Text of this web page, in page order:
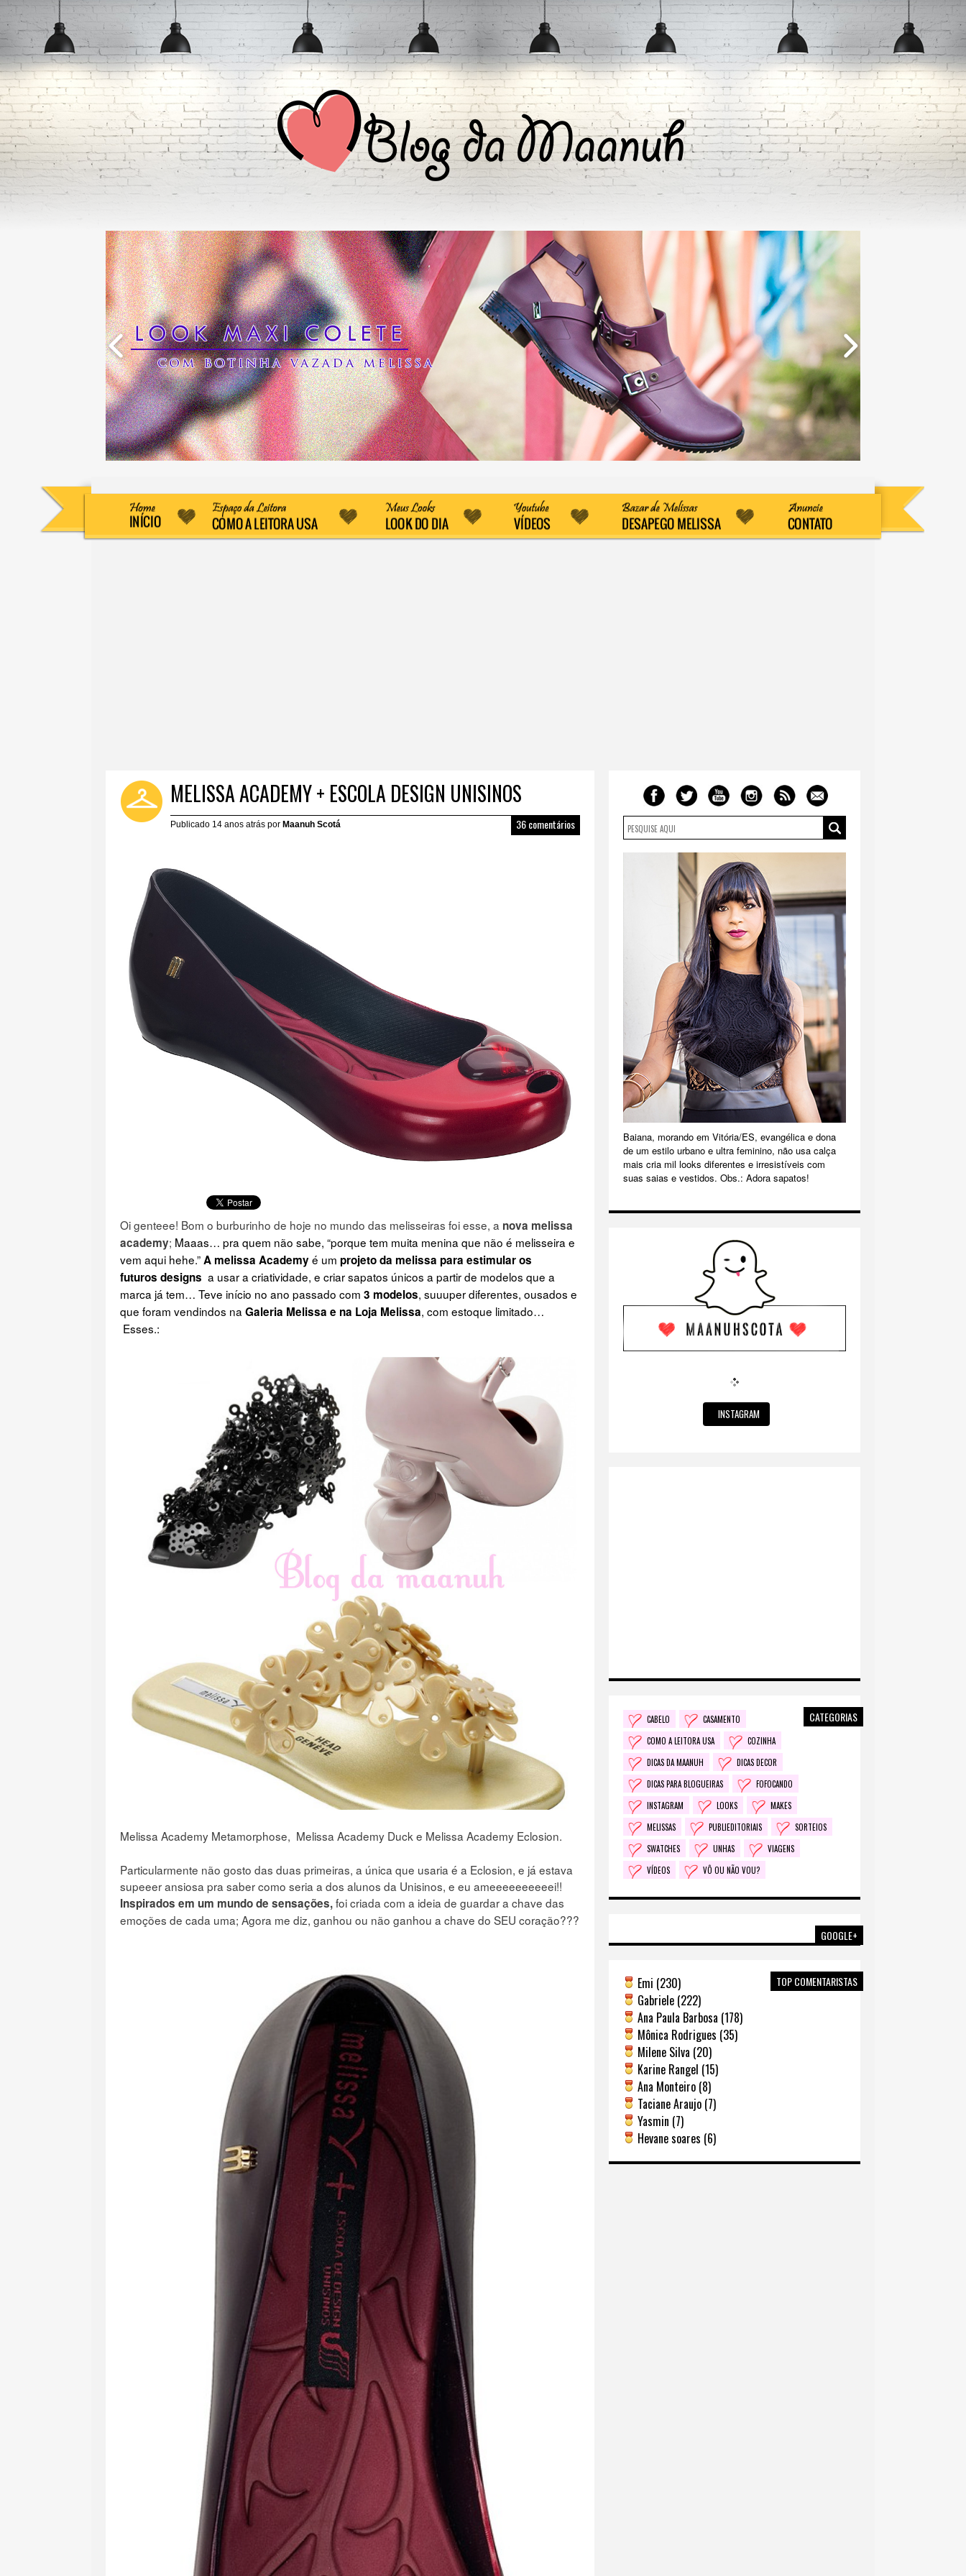
MELISSA ACADEMY + ESCOLA DESIGN UNISINOS
Publicado 14 anos atrás por Maanuh Scotá 36 comentários
Oi genteee! Bom o burburinho de hoje no mundo das melisseiras foi esse, a nova melissa
academy; Maaas… pra quem não sabe, “porque tem muita menina que não é melisseira e
vem aqui hehe.”A melissa Academyé um projeto da melissa para estimular os
futuros designs a usar a criatividade, e criar sapatos únicos a partir de modelos que a
marca já tem… Teve início no ano passado com 3 modelos, suuuper diferentes, ousados e
que foram vendindos na Galeria Melissa e na Loja Melissa, com estoque limitado…
Esses.:
Melissa Academy Metamorphose, Melissa Academy Duck e Melissa Academy Eclosion.
Particularmente não gosto das duas primeiras, a única que usaria é a Eclosion, e já estava
supeeer ansiosa pra saber como seria a dos alunos da Unisinos, e eu ameeeeeeeeeei!!
Inspirados em um mundo de sensações,foi criada com a ideia de guardar a chave das
emoções de cada uma; Agora me diz, ganhou ou não ganhou a chave do SEU coração???
Baiana, morando em Vitória/ES, evangélica e dona
de um estilo urbano e ultra feminino, não usa calça
mais cria mil looks diferentes e irresistíveis com
suas saias e vestidos. Obs.: Adora sapatos!
INSTAGRAM
CATEGORIAS
CABELO
CASAMENTO
COMO A LEITORA USA
COZINHA
DICAS DA MAANUH
DICAS DECOR
DICAS PARA BLOGUEIRAS
FOFOCANDO
INSTAGRAM
LOOKS
MAKES
MELISSAS
PUBLIEDITORIAIS
SORTEIOS
SWATCHES
UNHAS
VIAGENS
VÍDEOS
VÔ OU NÃO VOU?
GOOGLE+
TOP COMENTARISTAS
Emi (230)
Gabriele (222)
Ana Paula Barbosa (178)
Mônica Rodrigues (35)
Milene Silva (20)
Karine Rangel (15)
Ana Monteiro (8)
Taciane Araujo (7)
Yasmin (7)
Hevane soares (6)